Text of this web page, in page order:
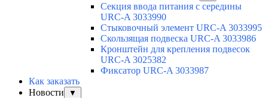
Секция ввода питания с середины
URC-A 3033990
Стыковочный элемент URC-A 3033995
Скользящая подвеска URC-A 3033986
Кронштейн для крепления подвесок
URC-A 3025382
Фиксатор URC-A 3033987
Как заказать
Новости
▼